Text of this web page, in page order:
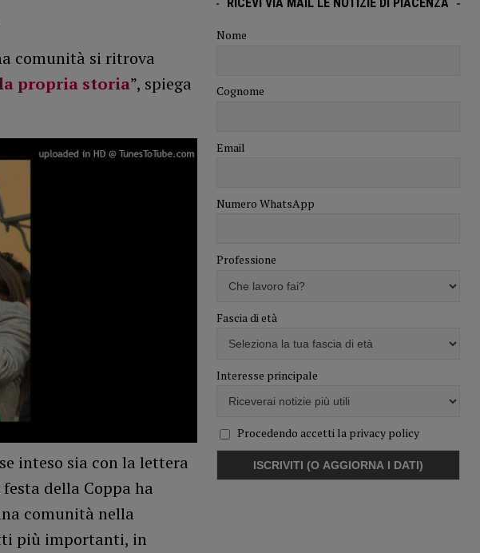
comunità si ritrova
propria storia”, spiega
inteso sia con la lettera
della Coppa ha
comunità nella
più importanti, in
Nome
Cognome
Email
Numero WhatsApp
Professione
Fascia di età
Interesse principale
Procedendo accetti la privacy policy